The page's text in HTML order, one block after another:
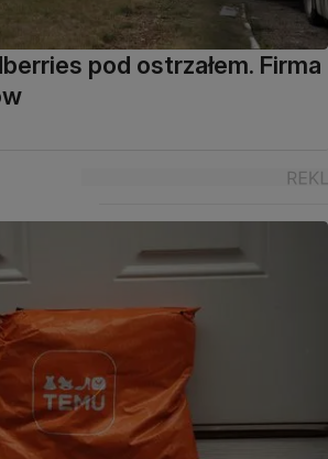
pod ostrzałem. Firma